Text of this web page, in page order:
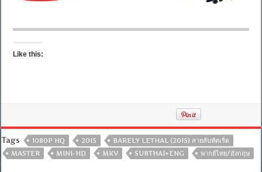
Like this:
Tags 1080P HQ 2015
BARELY LETHAL (2015) สายลับหัดเริ่ด
MASTER
MINI-HD MKV SUBTHAI+ENG พากย์ไทย/อังกฤษ